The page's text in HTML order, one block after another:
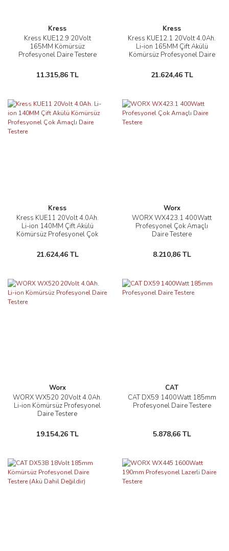
Kress
Kress KUE12.9 20Volt
165MM Kömürsüz
Profesyonel Daire Testere
11.315,86 TL
Kress
Kress KUE12.1 20Volt 4.0Ah.
Li-ion 165MM Çift Akülü
Kömürsüz Profesyonel Daire
21.624,46 TL
Kress
Kress KUE11 20Volt 4.0Ah.
Li-ion 140MM Çift Akülü
Kömürsüz Profesyonel Çok
21.624,46 TL
Worx
WORX WX423.1 400Watt
Profesyonel Çok Amaçlı
Daire Testere
8.210,86 TL
Worx
WORX WX520 20Volt 4.0Ah.
Li-ion Kömürsüz Profesyonel
Daire Testere
19.154,26 TL
CAT
CAT DX59 1400Watt 185mm
Profesyonel Daire Testere
5.878,66 TL